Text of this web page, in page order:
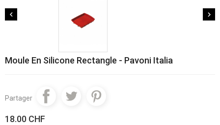
 
Moule En Silicone Rectangle - Pavoni Italia
Partager
18.00 CHF